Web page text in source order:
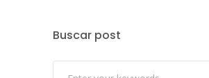
Buscar post